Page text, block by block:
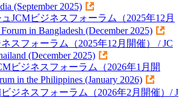
(September 2025)
JCMビジネスフォーラム（2025年12月
in Bangladesh (December 2025)
スフォーラム（2025年12月開催） / JC
(December 2025)
ビジネスフォーラム（2026年1月開
in the Philippines (January 2026)
ジネスフォーラム（2026年2月開催）/ J